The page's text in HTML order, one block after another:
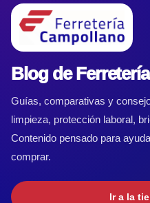
Blog de
Guías, comparativas y
limpieza, protección laboral,
Contenido pensado para
comprar.
Ir a la